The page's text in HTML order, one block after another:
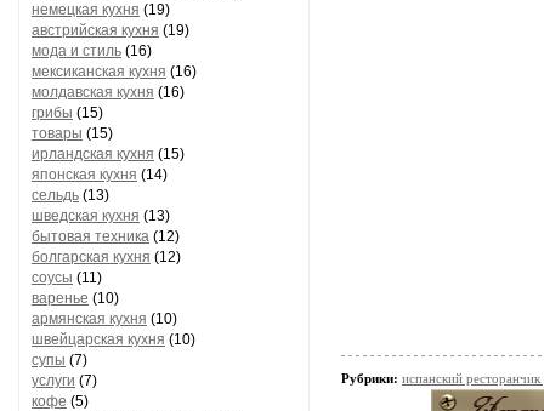
немецкая кухня (19)
австрийская кухня (19)
мода и стиль (16)
мексиканская кухня (16)
молдавская кухня (16)
грибы (15)
товары (15)
ирландская кухня (15)
японская кухня (14)
сельдь (13)
шведская кухня (13)
бытовая техника (12)
болгарская кухня (12)
соусы (11)
варенье (10)
армянская кухня (10)
швейцарская кухня (10)
супы (7)
услуги (7)
кофе (5)
Рубрики: испанский